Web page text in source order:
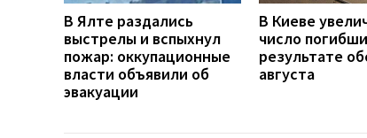
В Ялте раздались
выстрелы и вспыхнул
пожар: оккупационные
власти объявили об
эвакуации
В Киеве
число
результате
августа